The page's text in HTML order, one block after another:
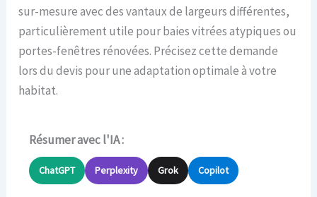
sur-mesure avec des vantaux de largeurs différentes,
particulièrement utile pour baies vitrées atypiques ou
portes-fenêtres rénovées. Précisez cette demande
lors du devis pour une adaptation optimale à votre
habitat.
Résumer avec l'IA :
ChatGPT Perplexity Grok Copilot